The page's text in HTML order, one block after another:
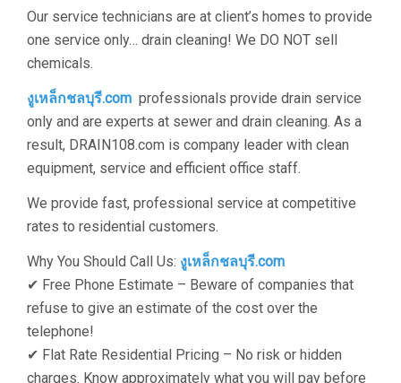
Our service technicians are at client’s homes to provide
one service only… drain cleaning! We DO NOT sell
chemicals.
งูเหล็กชลบุรี.com professionals provide drain service
only and are experts at sewer and drain cleaning. As a
result, DRAIN108.com is company leader with clean
equipment, service and efficient office staff.
We provide fast, professional service at competitive
rates to residential customers.
Why You Should Call Us: งูเหล็กชลบุรี.com
✔ Free Phone Estimate – Beware of companies that
refuse to give an estimate of the cost over the
telephone!
✔ Flat Rate Residential Pricing – No risk or hidden
charges. Know approximately what you will pay before